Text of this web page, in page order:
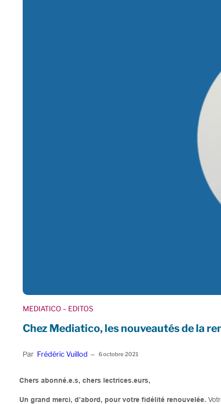
MEDIATICO – EDITOS
Chez Mediatico, les nouveautés de la
Par Frédéric Vuillod – 6 octobre 2021
Chers abonné.e.s, chers lectrices.eurs,
Un grand merci, d’abord, pour votre fidélité renouvelée.